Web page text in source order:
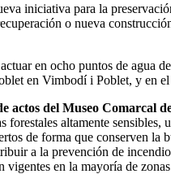
iniciativa para la
o nueva
en ocho puntos de
en Vimbodí i Poblet, y en
actos del Museo Comarcal
forestales altamente sensibles,
de forma que conserven
a la prevención de
en la mayoría de